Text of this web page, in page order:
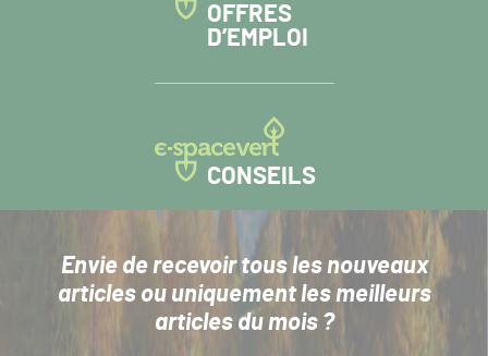
OFFRES
D’EMPLOI
CONSEILS
Envie de recevoir tous les nouveaux
articlesou uniquement les meilleurs
articles du mois ?